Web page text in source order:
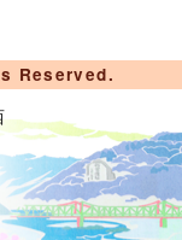
Reserved.